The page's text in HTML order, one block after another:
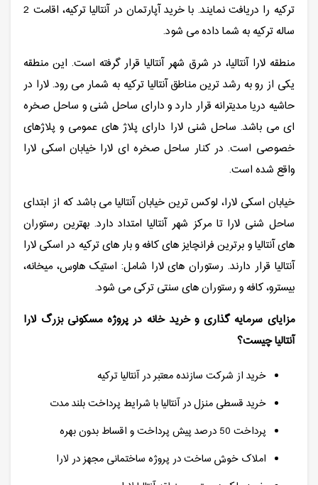
ترکیه را دریافت نمایند. با خرید آپارتمان در آنتالیا ترکیه، اقامت 2
ساله ترکیه به شما داده می شود.
منطقه لارا آنتالیا، در شرق شهر آنتالیا قرار گرفته است. این منطقه
یکی از رو به رشد ترین مناطق آنتالیا ترکیه به شمار می رود. لارا در
حاشیه دریا مدیترانه قرار دارد و دارای ساحل شنی و ساحل صخره
ای می باشد. ساحل شنی لارا دارای پلاژ های عمومی و پلاژهای
خصوصی است. در کنار ساحل صخره ای لارا خیابان اسکی لارا
واقع شده است.
خیابان اسکی لارا، لوکس ترین خیابان آنتالیا می باشد که از ابتدای
ساحل شنی لارا تا مرکز شهر آنتالیا امتداد دارد. بهترین رستوران
های آنتالیا و برترین فرانچایز های کافه و بار های ترکیه در اسکی لارا
آنتالیا قرار دارند. رستوران های لارا شامل: استیک هاوس، میخانه،
بیسترو، کافه و رستوران های سنتی ترکی می شود.
مزایای سرمایه گذاری و خرید خانه در پروژه مسکونی بزرگ لارا
آنتالیا چیست؟
خرید از شرکت سازنده معتبر در آنتالیا ترکیه
خرید قسطی منزل در آنتالیا با شرایط پرداخت بلند مدت
پرداخت 50 درصد پیش پرداخت و اقساط بدون بهره
املاک خوش ساخت در پروژه ساختمانی مجهز در لارا